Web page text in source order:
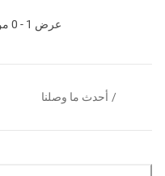
عرض 1 - 0 من إجمالي 187 المنتجات
/ أحدث ما وصلنا